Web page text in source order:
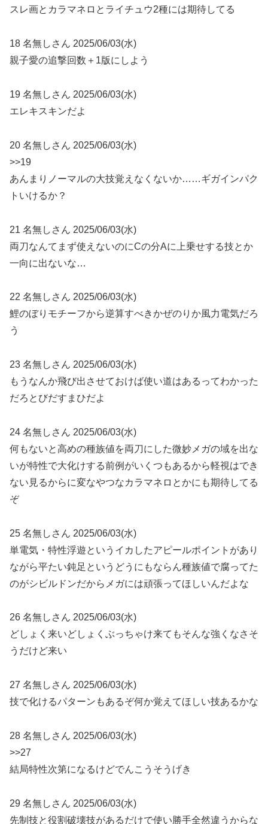
スレ画とカラマネロとライチュウ2種には期待してる
18 名無しさん 2025/06/03(水)
親子愛の追撃回数＋1版にしよう
19 名無しさん 2025/06/03(水)
エレキスキンだよ
20 名無しさん 2025/06/03(水)
>>19
あんまりノーマルの大技覚えなくないか……ギガインパク
トいけるか？
21 名無しさん 2025/06/03(水)
両刀なんてまず使えないのにCの分Aに上乗せする技とか
一向に出ないな…
22 名無しさん 2025/06/03(水)
鯉のぼりモチーフから逆算すべきかぜのりか風力電気だろ
う
23 名無しさん 2025/06/03(水)
もうなんか飛び出させておけば使い道はあるってわかった
だろとびだすまひだよ
24 名無しさん 2025/06/03(水)
何もないと高めの種族値を両刀にした微妙メガの域を出な
いが特性で大化けする前例がいくつもあるから軽視はでき
ない見るからに変なやつなカラマネロとかにも期待してる
ぞ
25 名無しさん 2025/06/03(水)
単電気・特性浮遊というイカしたアピールポイントがあり
ながら平たい鈍足というどうにもならん種族値で腐ってた
のがシビルドンだからメガには頑張ってほしいんだよな
26 名無しさん 2025/06/03(水)
どしょく来いどしょくぶっちゃけ来てもそんな強くなさそ
うだけど来い
27 名無しさん 2025/06/03(水)
技で化けるパターンもあるぞ何か覚えてほしい技あるかな
28 名無しさん 2025/06/03(水)
>>27
結局特性次第になるけどでんこうそうげき
29 名無しさん 2025/06/03(水)
先制技と役割破壊技があるだけで使い勝手全然違うからな